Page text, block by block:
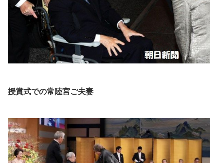
授賞式での常陸宮ご夫妻